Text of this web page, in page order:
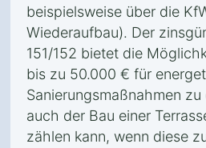
beispielsweise über die
Wiederaufbau). Der
151/152 bietet die
bis zu 50.000 € für
Sanierungsmaßnahmen
auch der Bau einer
zählen kann, wenn diese